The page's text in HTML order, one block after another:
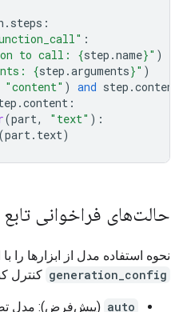
. steps :
:
to call: {step .name}" )
{step .arguments}" )
"content" ) and step .content
.content :
(part, "text" ):
(part. text)
حالت‌های فراخوانی تابع
نحوه استفاده مدل از ابزارها را
generation_config کنترل
auto (پیش‌فرض): مدل